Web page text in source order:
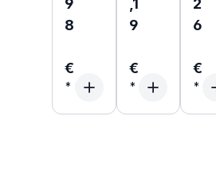
9
8
€
,1
9
€
2
6
€